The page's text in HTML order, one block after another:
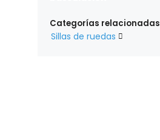
Categorías relacionadas
Sillas de ruedas 